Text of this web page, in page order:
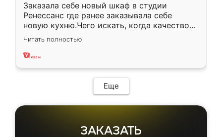
Заказала себе новый шкаф в студии
Ренессанс где ранее заказывала себе
новую кухню.Чего искать, когда качеством
вполне довольна. Служит кухня уже почти
два года, нареканий нет.
Читать полностью
Еще
ЗАКАЗАТЬ